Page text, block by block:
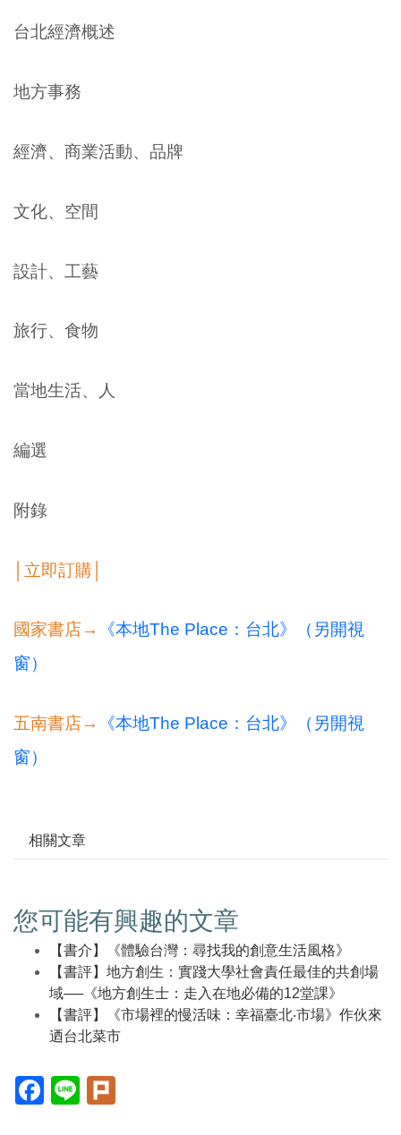
台北經濟概述
地方事務
經濟、商業活動、品牌
文化、空間
設計、工藝
旅行、食物
當地生活、人
編選
附錄
│立即訂購│
國家書店→
《本地The Place：台北》（另開視
窗）
五南書店→
《本地The Place：台北》（另開視
窗）
相關文章
您可能有興趣的文章
【書介】《體驗台灣：尋找我的創意生活風格》
【書評】地方創生：實踐大學社會責任最佳的共創場
域──《地方創生士：走入在地必備的12堂課》
【書評】《市場裡的慢活味：幸福臺北‧市場》作伙來
迺台北菜市
Facebook(另
開
Line(另
開